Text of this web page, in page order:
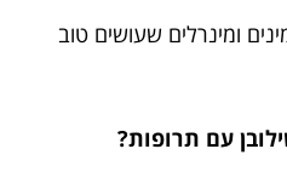
ומינרלים שעושים טוב
עם תרופות?